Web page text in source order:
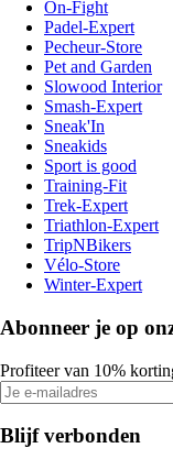
On-Fight
Padel-Expert
Pecheur-Store
Pet and Garden
Slowood Interior
Smash-Expert
Sneak'In
Sneakids
Sport is good
Training-Fit
Trek-Expert
Triathlon-Expert
TripNBikers
Vélo-Store
Winter-Expert
Abonneer je op
Profiteer van 10%
Blijf verbonden